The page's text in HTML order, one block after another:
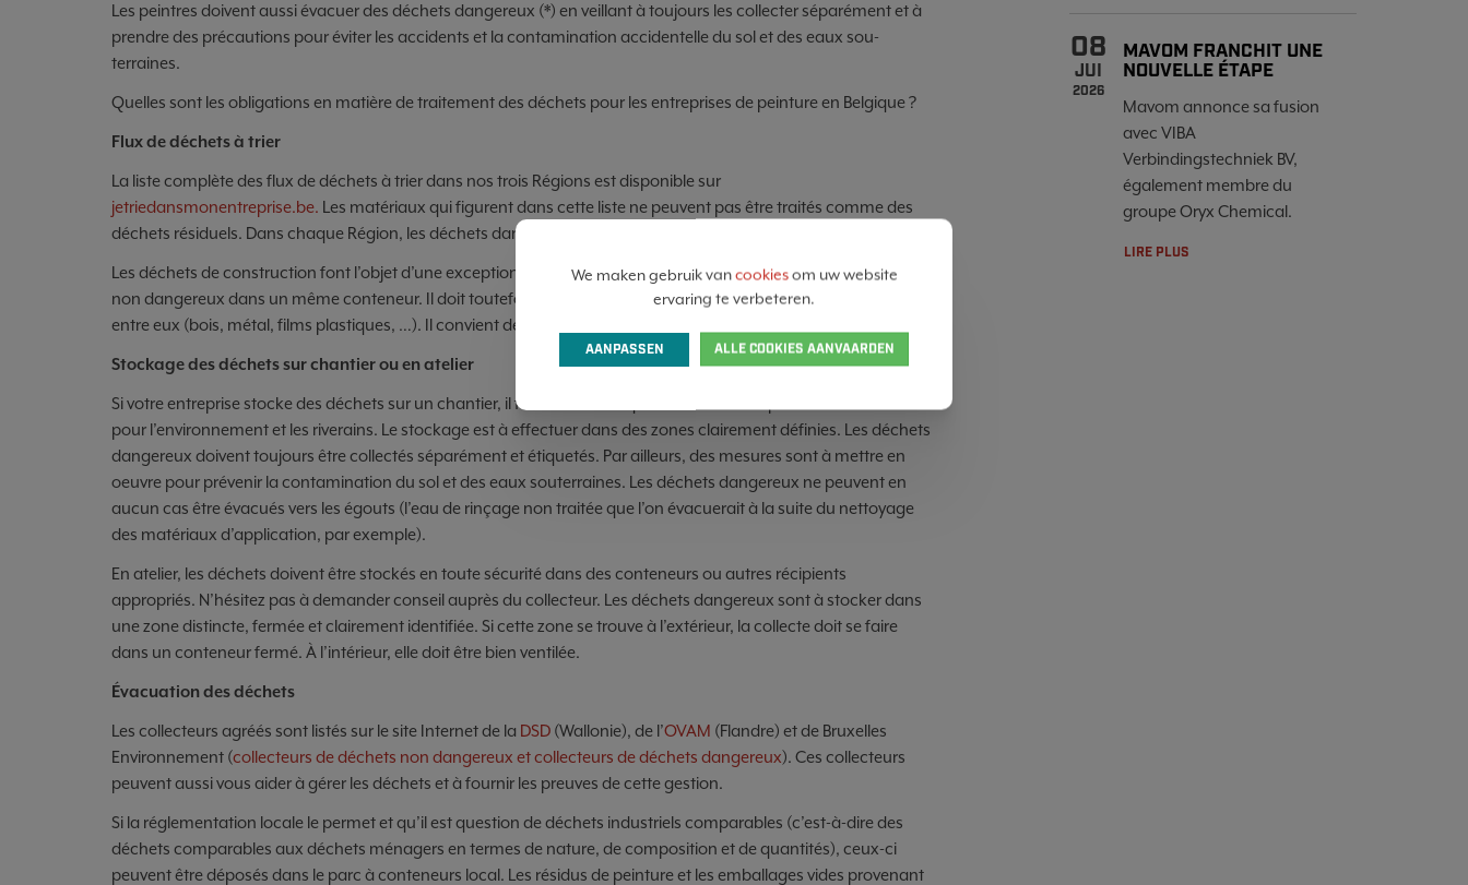
Les peintres doivent aussi évacuer des déchets dange­reux (*) en veillant à toujours les collecter séparément et à
prendre des précautions pour éviter les accidents et la contamination accidentelle du sol et des eaux sou­
terraines.
Quelles sont les obligations en matière de traitement des déchets pour les entreprises de peinture en Belgique ?
Flux de déchets à trier
La liste complète des flux de déchets à trier dans nos trois Régions est disponible sur
jetriedansmonentreprise.be. Les matériaux qui figurent dans cette liste ne peuvent pas être traités comme des
déchets résiduels. Dans chaque Région, les déchets dangereux constituent un flux spécifique.
Les déchets de construction font l’objet d’une exception qui autorise la collecte de plusieurs types de déchets
non dangereux dans un même conteneur. Il doit toutefois s’agir de déchets secs qui ne se contaminent pas
entre eux (bois, métal, films plastiques, …). Il convient de bien se mettre d’accord sur ce sujet avec le collecteur.
Stockage des déchets sur chantier ou en atelier
Si votre entreprise stocke des déchets sur un chantier, il faut veiller à ce que cela n’entraîne pas de nuisances
pour l’environnement et les riverains. Le stockage est à effectuer dans des zones clairement définies. Les déchets
dangereux doivent toujours être collectés séparément et étiquetés. Par ailleurs, des mesures sont à mettre en
oeuvre pour prévenir la contamination du sol et des eaux souter­raines. Les déchets dangereux ne peuvent en
aucun cas être évacués vers les égouts (l’eau de rinçage non traitée que l’on évacuerait à la suite du nettoyage
des matériaux d’application, par exemple).
En atelier, les déchets doivent être stockés en toute sécu­rité dans des conteneurs ou autres récipients
appropriés. N’hésitez pas à demander conseil auprès du collecteur. Les déchets dangereux sont à stocker dans
une zone distincte, fermée et clairement identifiée. Si cette zone se trouve à l’extérieur, la collecte doit se faire
dans un conteneur fermé. À l’intérieur, elle doit être bien ventilée.
Évacuation des déchets
Les collecteurs agréés sont listés sur le site Internet de la DSD (Wallonie), de l’OVAM (Flandre) et de Bruxelles
Environnement (collecteurs de déchets non dangereux et collecteurs de déchets dangereux). Ces collecteurs
peuvent aussi vous aider à gérer les déchets et à fournir les preuves de cette gestion.
Si la réglementation locale le permet et qu’il est question de déchets industriels comparables (c’est-à-dire des
déchets comparables aux déchets ménagers en termes de nature, de composition et de quantités), ceux-ci
peuvent être déposés dans le parc à conteneurs local. Les résidus de peinture et les emballages vides provenant
08
JUI
2026
MAVOM FRANCHIT UNE
NOUVELLE ÉTAPE
Mavom annonce sa fusion
avec VIBA
Verbindingstechniek BV,
également membre du
groupe Oryx Chemical.
LIRE PLUS
We maken gebruik vancookiesom uw website
ervaring te verbeteren.
AANPASSEN ALLE COOKIES AANVAARDEN